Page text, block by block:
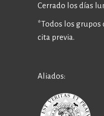
Cerrado los días
*Todos los grupos
cita previa.
Aliados: